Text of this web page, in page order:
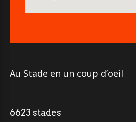
Au Stade en un coup d’oeil
6623 stades